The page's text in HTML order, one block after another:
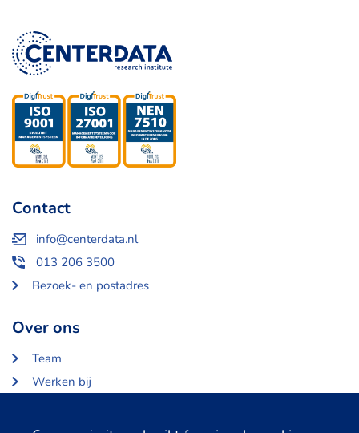
Contact
info@centerdata.nl
013 206 3500
Bezoek- en postadres
Over ons
Team
Werken bij
Partners en opdrachtgevers